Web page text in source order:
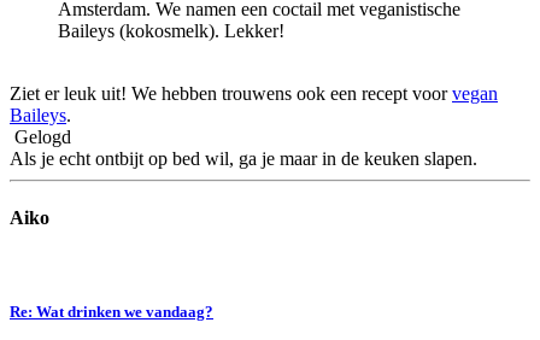
Amsterdam. We namen een coctail met veganistische
Baileys (kokosmelk). Lekker!
Ziet er leuk uit! We hebben trouwens ook een recept voorvegan
Baileys.
Gelogd
Als je echt ontbijt op bed wil, ga je maar in de keuken slapen.
Aiko
Re: Wat drinken we vandaag?